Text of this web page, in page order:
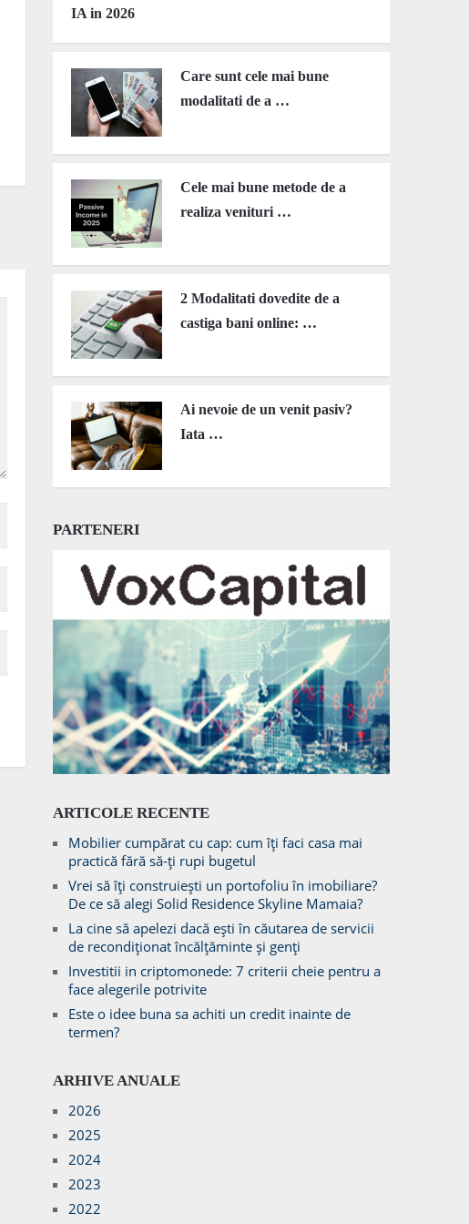
IA in 2026
Care sunt cele mai bune
modalitati de a …
Cele mai bune metode de a
realiza venituri …
2 Modalitati dovedite de a
castiga bani online: …
Ai nevoie de un venit pasiv?
Iata …
PARTENERI
ARTICOLE RECENTE
Mobilier cumpărat cu cap: cum îți faci casa mai
practică fără să-ți rupi bugetul
Vrei să îți construiești un portofoliu în imobiliare?
De ce să alegi Solid Residence Skyline Mamaia?
La cine să apelezi dacă ești în căutarea de servicii
de recondiționat încălțăminte și genți
Investitii in criptomonede: 7 criterii cheie pentru a
face alegerile potrivite
Este o idee buna sa achiti un credit inainte de
termen?
ARHIVE ANUALE
2026
2025
2024
2023
2022